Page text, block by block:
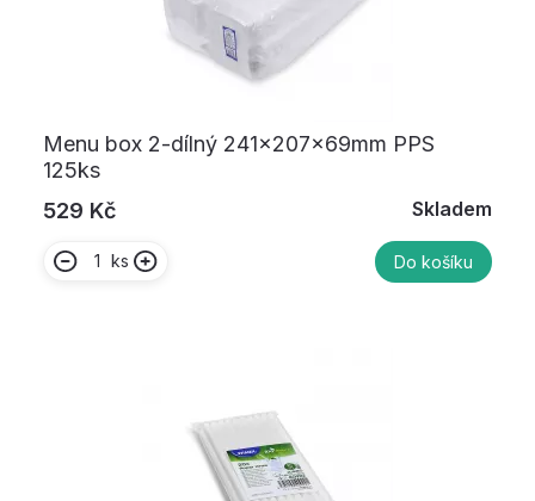
Menu box 2-dílný 241x207x69mm PPS
125ks
529 Kč
Skladem
ks Do košíku